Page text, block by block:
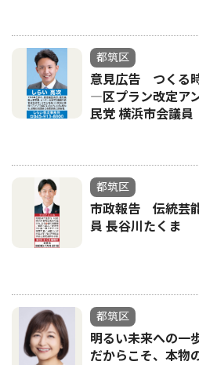
都筑区
意見広告 つくる
―区プラン改定ア
民党 横浜市会議員
都筑区
市政報告 伝統芸
員 長谷川たくま
都筑区
明るい未来への
だからこそ、本物